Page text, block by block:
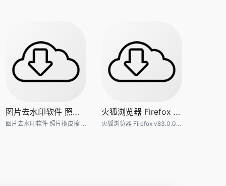
图片去水印软件 照片橡皮擦 In
图片去水印软件 照片橡皮擦 InPixio Photo Eraser 10.4.7单文件便携版
火狐浏览器 Firefox v83.0.0 便
火狐浏览器 Firefox v83.0.0 便携版